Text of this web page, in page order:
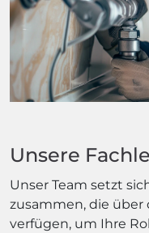
Unsere
Unser Team setzt
zusammen, die über
verfügen, um Ihre